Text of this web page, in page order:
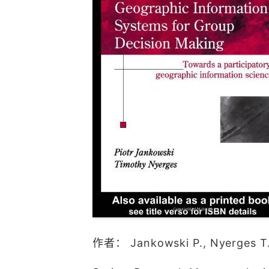
作者： Jankowski P., Nyerges